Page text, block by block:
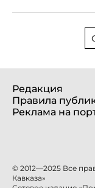
Редакция
Правила
Реклама на
© 2012—2025 Все
Кавказа»